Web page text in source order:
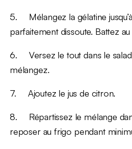
5. Mélangez la gélatine
parfaitement dissoute. Battez
6. Versez le tout dans le
mélangez.
7. Ajoutez le jus de citron.
8. Répartissez le mélange
reposer au frigo pendant